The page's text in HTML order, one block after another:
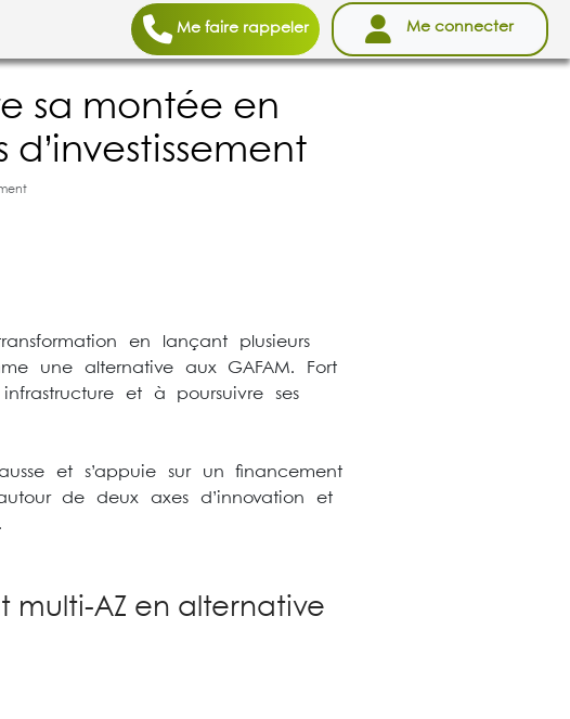
Me faire rappeler Me connecter
sa montée en
en lançant plusieurs
une alternative aux GAFAM. Fort
et à poursuivre ses
et s’appuie sur un financement
de deux axes d’innovation et
multi-AZ en alternative